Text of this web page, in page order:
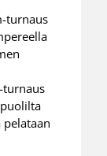
turnaus